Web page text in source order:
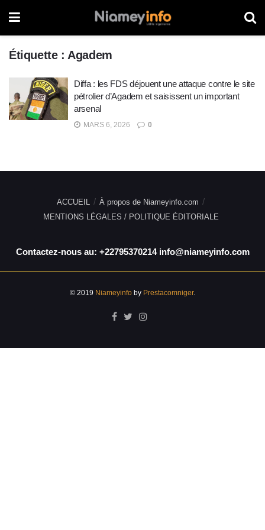
Étiquette : Agadem
Diffa : les FDS déjouent une attaque contre le site
pétrolier d’Agadem et saisissent un important
arsenal
MARS 6, 2026 0
ACCUEIL
À propos de Niameyinfo.com
MENTIONS LÉGALES / POLITIQUE ÉDITORIALE
Contactez-nous au: +22795370214 info@niameyinfo.com
© 2019 Niameyinfo by Prestacomniger.